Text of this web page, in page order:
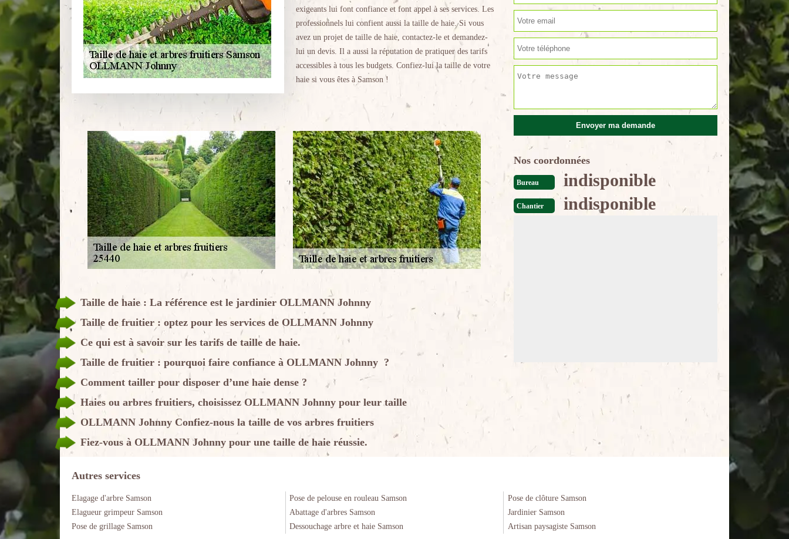
exigeants lui font confiance et font appel à ses services. Les
professionnels lui confient aussi la taille de haie. Si vous
avez un projet de taille de haie, contactez-le et demandez-
lui un devis. Il a aussi la réputation de pratiquer des tarifs
accessibles à tous les budgets. Confiez-lui la taille de votre
haie si vous êtes à Samson !
Taille de haie : La référence est le jardinier OLLMANN Johnny
Taille de fruitier : optez pour les services de OLLMANN Johnny
Ce qui est à savoir sur les tarifs de taille de haie.
Taille de fruitier : pourquoi faire confiance à OLLMANN Johnny ?
Comment tailler pour disposer d’une haie dense ?
Haies ou arbres fruitiers, choisissez OLLMANN Johnny pour leur taille
OLLMANN Johnny Confiez-nous la taille de vos arbres fruitiers
Fiez-vous à OLLMANN Johnny pour une taille de haie réussie.
Nos coordonnées
Bureau indisponible
Chantier indisponible
Autres services
Elagage d'arbre Samson
Elagueur grimpeur Samson
Pose de grillage Samson
Pose de pelouse en rouleau Samson
Abattage d'arbres Samson
Dessouchage arbre et haie Samson
Pose de clôture Samson
Jardinier Samson
Artisan paysagiste Samson